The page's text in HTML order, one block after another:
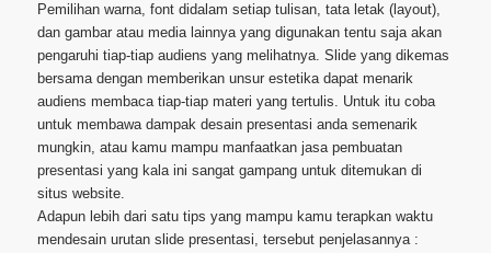
Pemilihan warna, font didalam setiap tulisan, tata letak (layout),
dan gambar atau media lainnya yang digunakan tentu saja akan
pengaruhi tiap-tiap audiens yang melihatnya. Slide yang dikemas
bersama dengan memberikan unsur estetika dapat menarik
audiens membaca tiap-tiap materi yang tertulis. Untuk itu coba
untuk membawa dampak desain presentasi anda semenarik
mungkin, atau kamu mampu manfaatkan jasa pembuatan
presentasi yang kala ini sangat gampang untuk ditemukan di
situs website.
Adapun lebih dari satu tips yang mampu kamu terapkan waktu
mendesain urutan slide presentasi, tersebut penjelasannya :